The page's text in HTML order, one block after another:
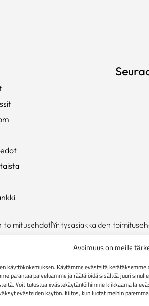
Avoimuus on meille
käyttökokemuksen. Käytämme evästeitä kerätäksemme
parantaa palveluamme ja räätälöidä sisältöä juuri sinulle.
Voit tutustua evästekäytäntöihimme klikkaamalla
evästeiden käytön. Kiitos, kun luotat meihin
toimitusehdot Yritysasiakkaiden